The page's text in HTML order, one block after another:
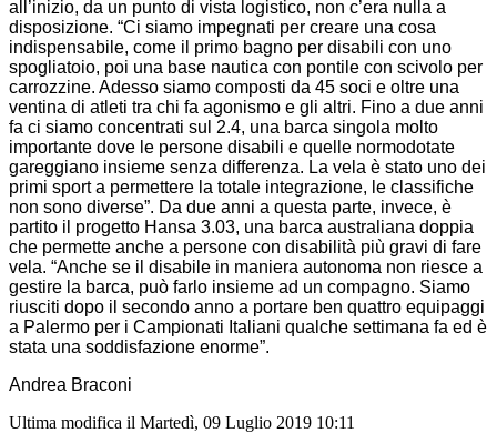
all’inizio, da un punto di vista logistico, non c’era nulla a
disposizione. “Ci siamo impegnati per creare una cosa
indispensabile, come il primo bagno per disabili con uno
spogliatoio, poi una base nautica con pontile con scivolo per
carrozzine. Adesso siamo composti da 45 soci e oltre una
ventina di atleti tra chi fa agonismo e gli altri. Fino a due anni
fa ci siamo concentrati sul 2.4, una barca singola molto
importante dove le persone disabili e quelle normodotate
gareggiano insieme senza differenza. La vela è stato uno dei
primi sport a permettere la totale integrazione, le classifiche
non sono diverse”. Da due anni a questa parte, invece, è
partito il progetto Hansa 3.03, una barca australiana doppia
che permette anche a persone con disabilità più gravi di fare
vela. “Anche se il disabile in maniera autonoma non riesce a
gestire la barca, può farlo insieme ad un compagno. Siamo
riusciti dopo il secondo anno a portare ben quattro equipaggi
a Palermo per i Campionati Italiani qualche settimana fa ed è
stata una soddisfazione enorme”.
Andrea Braconi
Ultima modifica il Martedì, 09 Luglio 2019 10:11